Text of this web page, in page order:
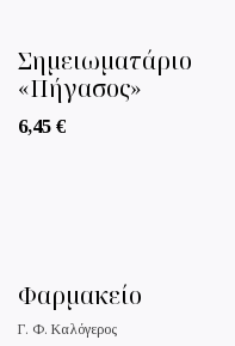
Σημειωματάριο
«Πήγασος»
6,45 €
Φαρμακείο
Γ. Φ. Καλόγερος